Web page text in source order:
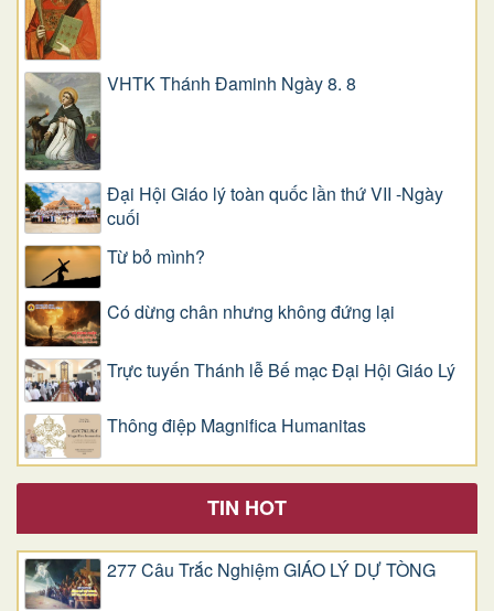
VHTK Thánh Đaminh Ngày 8. 8
Đại Hội Giáo lý toàn quốc lần thứ VII -Ngày
cuối
Từ bỏ mình?
Có dừng chân nhưng không đứng lại
Trực tuyến Thánh lễ Bế mạc Đại Hội Giáo Lý
Thông điệp Magnifica Humanitas
TIN HOT
277 Câu Trắc Nghiệm GIÁO LÝ DỰ TÒNG